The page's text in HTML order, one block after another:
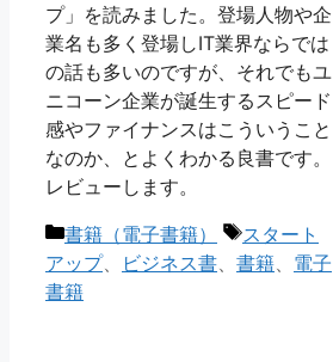
プ」を読みました。登場人物や企
業名も多く登場しIT業界ならでは
の話も多いのですが、それでもユ
ニコーン企業が誕生するスピード
感やファイナンスはこういうこと
なのか、とよくわかる良書です。
レビューします。
カ
テ
ゴ
書籍（電子書籍）
タ
グ
スタート
アップ、 ビジネス書、 書籍、 電子
書籍